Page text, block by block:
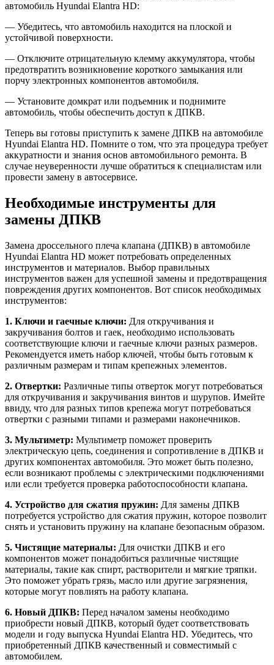
автомобиль Hyundai Elantra HD:
— Убедитесь, что автомобиль находится на плоской и
устойчивой поверхности.
— Отключите отрицательную клемму аккумулятора, чтобы
предотвратить возникновение короткого замыкания или
порчу электронных компонентов автомобиля.
— Установите домкрат или подъемник и поднимите
автомобиль, чтобы обеспечить доступ к ДПКВ.
Теперь вы готовы приступить к замене ДПКВ на автомобиле
Hyundai Elantra HD. Помните о том, что эта процедура требует
аккуратности и знания основ автомобильного ремонта. В
случае неуверенности лучше обратиться к специалистам или
провести замену в автосервисе.
Необходимые инструменты для
замены ДПКВ
Замена дроссельного плеча клапана (ДПКВ) в автомобиле
Hyundai Elantra HD может потребовать определенных
инструментов и материалов. Выбор правильных
инструментов важен для успешной замены и предотвращения
повреждения других компонентов. Вот список необходимых
инструментов:
1. Ключи и гаечные ключи: Для откручивания и
закручивания болтов и гаек, необходимо использовать
соответствующие ключи и гаечные ключи разных размеров.
Рекомендуется иметь набор ключей, чтобы быть готовым к
различным размерам и типам крепежных элементов.
2. Отвертки: Различные типы отверток могут потребоваться
для откручивания и закручивания винтов и шурупов. Имейте
ввиду, что для разных типов крепежа могут потребоваться
отвертки с разными типами и размерами наконечников.
3. Мультиметр: Мультиметр поможет проверить
электрическую цепь, соединения и сопротивление в ДПКВ и
других компонентах автомобиля. Это может быть полезно,
если возникают проблемы с электрическими подключениями
или если требуется проверка работоспособности клапана.
4. Устройство для сжатия пружин: Для замены ДПКВ
потребуется устройство для сжатия пружин, которое позволит
снять и установить пружину на клапане безопасным образом.
5. Чистящие материалы: Для очистки ДПКВ и его
компонентов может понадобиться различные чистящие
материалы, такие как спирт, растворители и мягкие тряпки.
Это поможет убрать грязь, масло или другие загрязнения,
которые могут повлиять на работу клапана.
6. Новый ДПКВ: Перед началом замены необходимо
приобрести новый ДПКВ, который будет соответствовать
модели и году выпуска Hyundai Elantra HD. Убедитесь, что
приобретенный ДПКВ качественный и совместимый с
автомобилем.